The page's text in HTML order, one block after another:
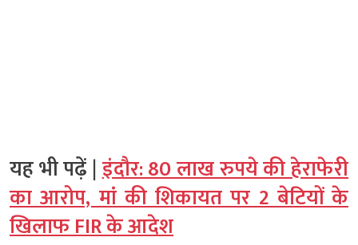
यह भी पढ़ें |इंदौर: 80 लाख रुपये की हेराफेरी
का आरोप, मां की शिकायत पर 2 बेटियों के
खिलाफ FIR के आदेश